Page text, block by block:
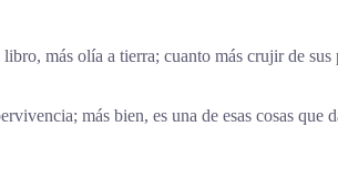
más olía a tierra; cuanto más crujir de
más bien, es una de esas cosas